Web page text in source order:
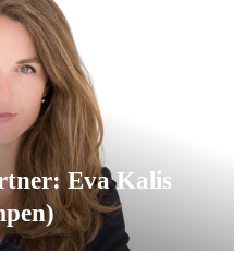
Eva Kalis